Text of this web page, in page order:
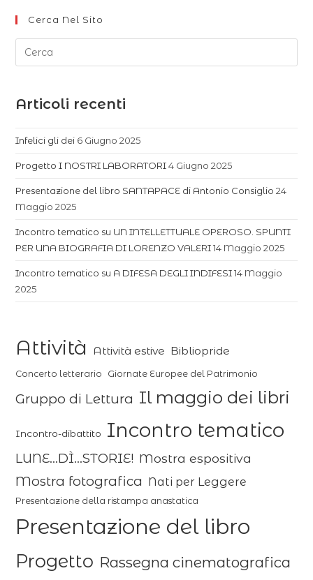
Cerca Nel Sito
Articoli recenti
Infelici gli dei 6 Giugno 2025
Progetto I NOSTRI LABORATORI 4 Giugno 2025
Presentazione del libro SANTAPACE di Antonio Consiglio 24
Maggio 2025
Incontro tematico su UN INTELLETTUALE OPEROSO. SPUNTI
PER UNA BIOGRAFIA DI LORENZO VALERI 14 Maggio 2025
Incontro tematico su A DIFESA DEGLI INDIFESI 14 Maggio
2025
Attività Attività estive Bibliopride
Concerto letterario Giornate Europee del Patrimonio
Gruppo di Lettura Il maggio dei libri
Incontro-dibattito Incontro tematico
LUNE...DÌ...STORIE! Mostra espositiva
Mostra fotografica Nati per Leggere
Presentazione della ristampa anastatica
Presentazione del libro
Progetto Rassegna cinematografica